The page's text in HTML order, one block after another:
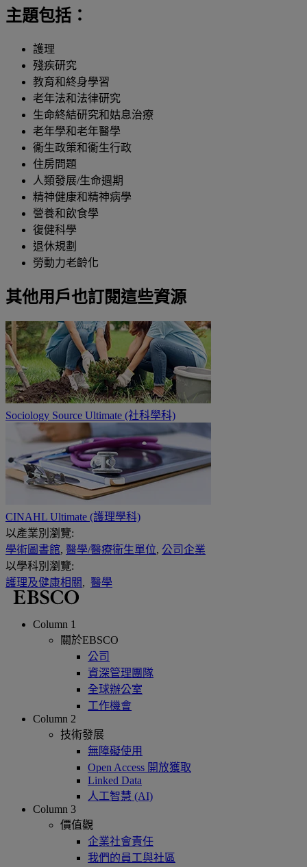
主題包括：
護理
殘疾研究
教育和終身學習
老年法和法律研究
生命終結研究和姑息治療
老年學和老年醫學
衞生政策和衞生行政
住房問題
人類發展/生命週期
精神健康和精神病學
營養和飲食學
復健科學
退休規劃
勞動力老齡化
其他用戶也訂閱這些資源
Sociology Source Ultimate (社科學科)
CINAHL Ultimate (護理學科)
以產業別瀏覽:
學術圖書館, 醫學/醫療衛生單位, 公司企業
以學科別瀏覽:
護理及健康相關, 醫學
Column 1
關於EBSCO
公司
資深管理團隊
全球辦公室
工作機會
Column 2
技術發展
無障礙使用
Open Access 開放獲取
Linked Data
人工智慧 (AI)
Column 3
價值觀
企業社會責任
我們的員工與社區